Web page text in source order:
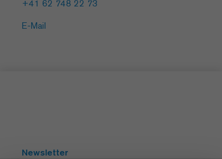
+41 62 748 22 73
E-Mail
Newsletter